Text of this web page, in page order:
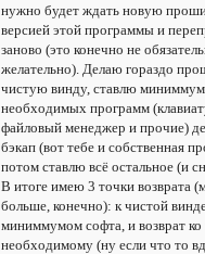
нужно будет ждать новую
версией этой программы и
заново (это конечно не
желательно). Делаю гораздо
чистую винду, ставлю миниммум
необходимых программ
файловый менеджер и прочие)
бэкап (вот тебе и собственная
потом ставлю всё остальное (и
В итоге имею 3 точки возврата
больше, конечно): к чистой
миниммумом софта, и возврат ко
необходимому (ну если что то